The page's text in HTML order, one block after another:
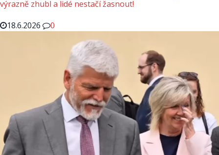
výrazně zhubl a lidé nestačí žasnout!
18.6.2026
0